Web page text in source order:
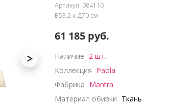
084110
В53.2 x Д70 см
61 185 руб.
Наличие 2 шт.
Коллекция Paola
Фабрика Mantra
Материал обивки Ткань